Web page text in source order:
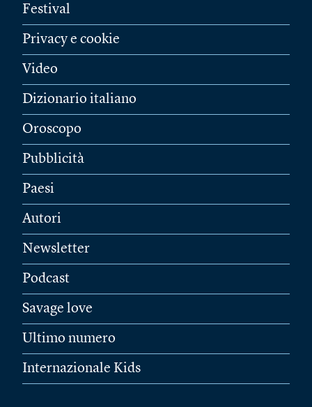
Festival
Privacy e cookie
Video
Dizionario italiano
Oroscopo
Pubblicità
Paesi
Autori
Newsletter
Podcast
Savage love
Ultimo numero
Internazionale Kids